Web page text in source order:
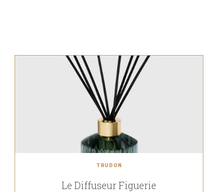
TRUDON
Le Diffuseur Figuerie